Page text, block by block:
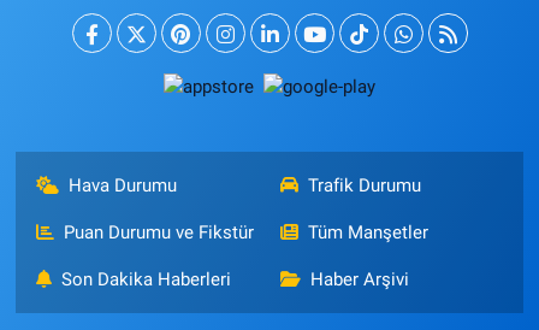
Hava Durumu Trafik Durumu
Puan Durumu ve Fikstür Tüm Manşetler
Son Dakika Haberleri Haber Arşivi